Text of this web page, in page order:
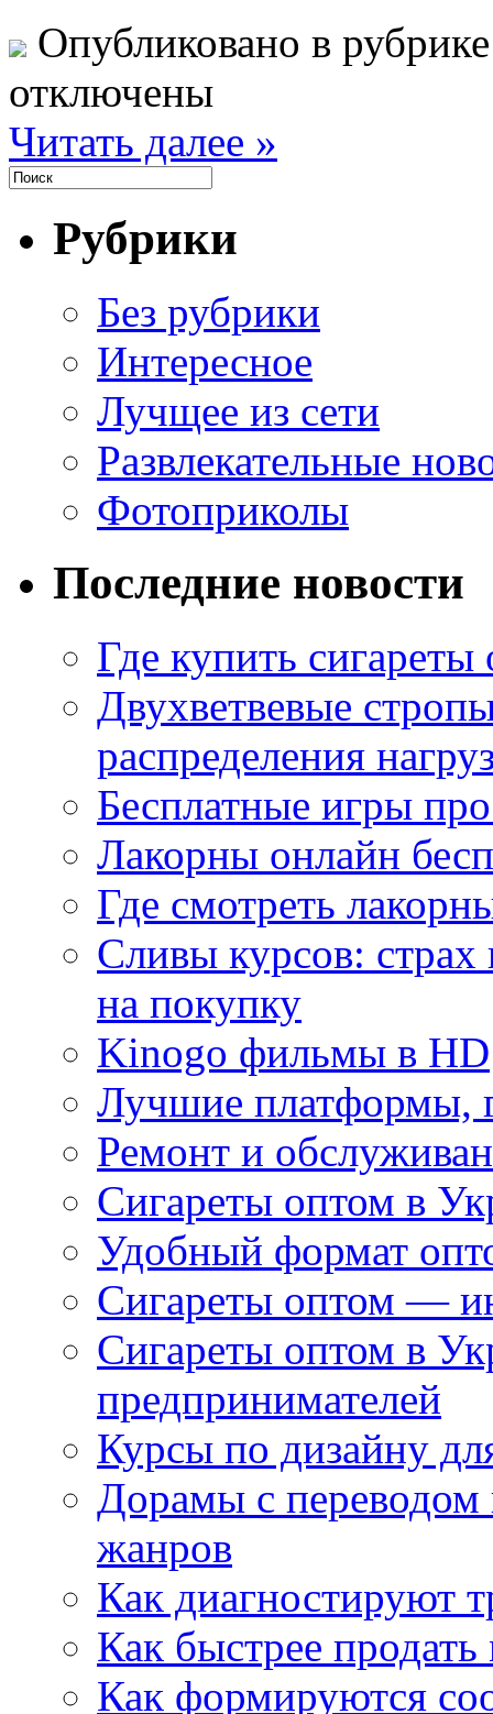
Опубликовано в
отключены
Читать далее »
Рубрики
Без рубрики
Интересное
Лучщее из сети
Развлекательные
Фотоприколы
Последние новости
Где купить
Двухветвевые
распределения
Бесплатные игры
Лакорны онлайн
Где смотреть
Сливы курсов:
на покупку
Kinogo фильмы в HD
Лучшие платформы,
Ремонт и
Сигареты оптом в
Удобный формат
Сигареты оптом —
Сигареты оптом в
предпринимателей
Курсы по дизайну
Дорамы с переводом
жанров
Как диагностируют
Как быстрее
Как формируются